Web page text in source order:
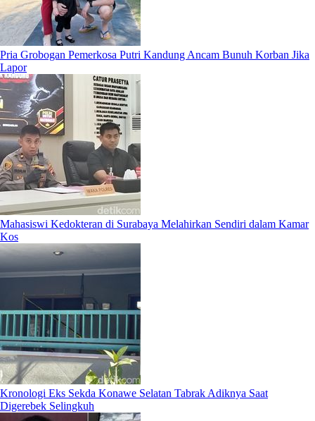
Pria Grobogan Pemerkosa Putri Kandung Ancam Bunuh Korban Jika
Lapor
Mahasiswi Kedokteran di Surabaya Melahirkan Sendiri dalam Kamar
Kos
Kronologi Eks Sekda Konawe Selatan Tabrak Adiknya Saat
Digerebek Selingkuh